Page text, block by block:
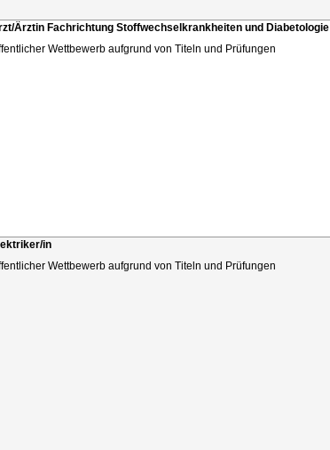
Ärztin Fachrichtung Stoffwechselkrankheiten und Diabetologie
Wettbewerb aufgrund von Titeln und Prüfungen
in
Wettbewerb aufgrund von Titeln und Prüfungen